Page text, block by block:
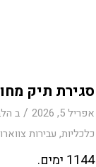
סגירת תיק מחוסר
אפריל 5, 2026 / ב
כלכליות, עבירות
1144 ימים.